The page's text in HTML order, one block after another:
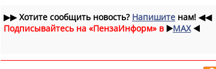
▶▶Хотите сообщить новость? Напишите нам! ◀◀
Подписывайтесь на «ПензаИнформ» в ▶️MAX ◀️